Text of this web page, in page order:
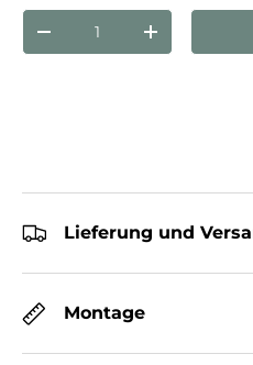
Anzahl
Menge verringernMenge
Lieferung und
Montage